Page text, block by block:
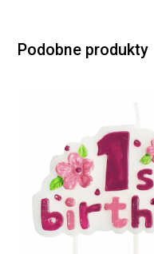
Podobne produkty